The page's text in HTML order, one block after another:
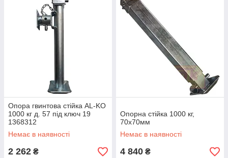
Опора гвинтова стійка AL-KO
1000 кг д. 57 під ключ 19
1368312
Немає в наявності
2 262 ₴
Опорна стійка 1000 кг,
70х70мм
Немає в наявності
4 840 ₴